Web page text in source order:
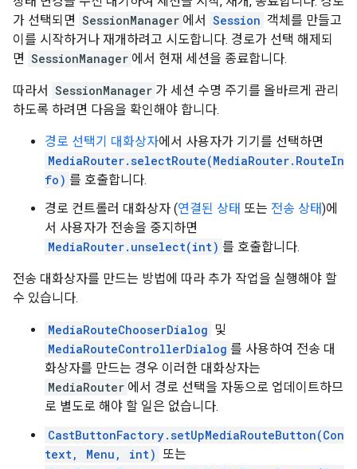
가 선택되면 SessionManager 에서 Session 객체를 만들고
이를 시작하거나 재개하려고 시도합니다. 경로가 선택 해제되
면 SessionManager 에서 현재 세션을 종료합니다.
따라서 SessionManager 가 세션 수명 주기를 올바르게 관리
하도록 하려면 다음을 확인해야 합니다.
경로 선택기 대화상자에서 사용자가 기기를 선택하면
MediaRouter.selectRoute(MediaRouter.RouteIn
fo) 를 호출합니다.
경로 컨트롤러 대화상자 (연결된 상태 또는 전송 상태)에
서 사용자가 전송을 중지하면
MediaRouter.unselect(int) 를 호출합니다.
전송 대화상자를 만드는 방법에 따라 추가 작업을 실행해야 할
수 있습니다.
MediaRouteChooserDialog 및
MediaRouteControllerDialog 를 사용하여 전송 대
화상자를 만드는 경우 이러한 대화상자는
MediaRouter 에서 경로 선택을 자동으로 업데이트하므
로 별도로 해야 할 일은 없습니다.
CastButtonFactory.setUpMediaRouteButton(Con
text, Menu, int) 또는